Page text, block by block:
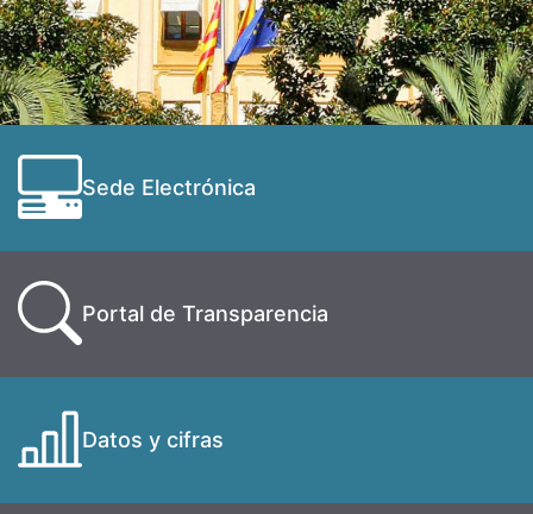
Sede Electrónica
Portal de Transparencia
Datos y cifras